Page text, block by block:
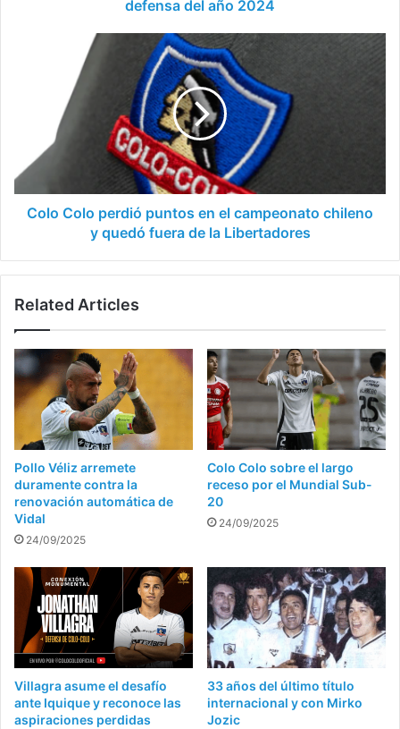
defensa del año 2024
campeonato
chileno
y
quedó
Colo Colo perdió puntos en el campeonato chileno
y quedó fuera de la Libertadores
Related Articles
Pollo Véliz arremete
duramente contra la
renovación automática de
Vidal
24/09/2025
Colo Colo sobre el largo
receso por el Mundial Sub-
20
24/09/2025
Villagra asume el desafío
ante Iquique y reconoce las
aspiraciones perdidas
33 años del último título
internacional y con Mirko
Jozic